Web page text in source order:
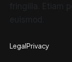
LegalPrivacy